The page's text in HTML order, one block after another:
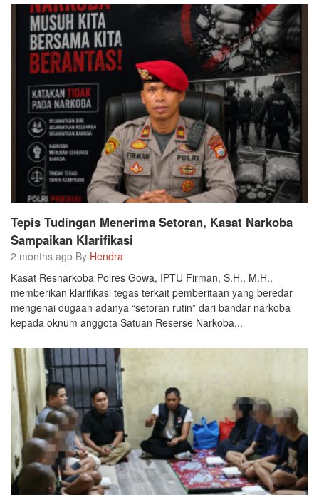
Tepis Tudingan Menerima Setoran, Kasat Narkoba
Sampaikan Klarifikasi
2 months ago By Hendra
Kasat Resnarkoba Polres Gowa, IPTU Firman, S.H., M.H.,
memberikan klarifikasi tegas terkait pemberitaan yang beredar
mengenai dugaan adanya “setoran rutin” dari bandar narkoba
kepada oknum anggota Satuan Reserse Narkoba...